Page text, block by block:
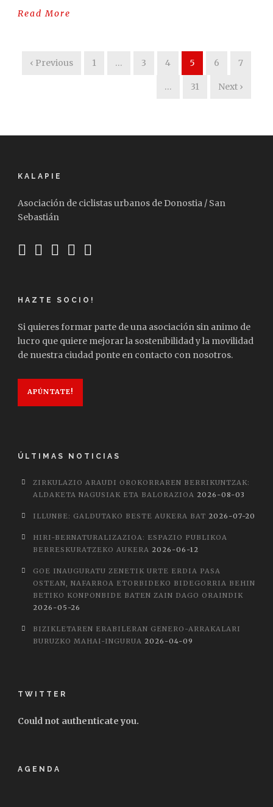
Read More
‹ Previous 1 … 3 4 5 6 7
… 31 Next ›
KALAPIE
Asociación de ciclistas urbanos de Donostia / San
Sebastián
HAZTE SOCIO!
Si quieres formar parte de una asociación sin animo de
lucro que quiere mejorar la sostenibilidad y la movilidad
de nuestra ciudad ponte en contacto con nosotros.
APÚNTATE!
ÚLTIMAS NOTICIAS
ZIRKULAZIO ARAUDI OROKORRAREN BERRIKUNTZAK:
ALDAKETA NAGUSIAK ETA BALORAZIOA 2026-08-03
ILLUNBE: GALDUTAKO BESTE AUKERA BAT 2026-07-20
HIRI-BERNATURALIZAZIOA: ESPAZIO PUBLIKOA
BERRESKURATZEKO AUKERA 2026-06-12
GOE INAUGURATU ZENETIK URTE ERDIA PASA
OSTEAN, NAFARROA ETORBIDEKO BIDEGORRIA BEHIN
BETIKO KONPONBIDE BATEN ZAIN DAGO ORAINDIK
2026-05-26
BIZIKLETAREN ERABILERAN GENERO-ARRAKALARI
BURUZKO MAHAI-INGURUA 2026-04-09
TWITTER
Could not authenticate you.
AGENDA